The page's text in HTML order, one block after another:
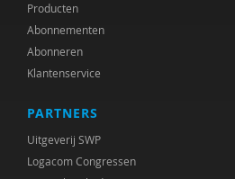
Tamara de Bruyn
Willem de Jong
Doret de Ruyter
Producten
Abonnementen
Abonneren
Klantenservice
PARTNERS
Uitgeverij SWP
Logacom Congressen